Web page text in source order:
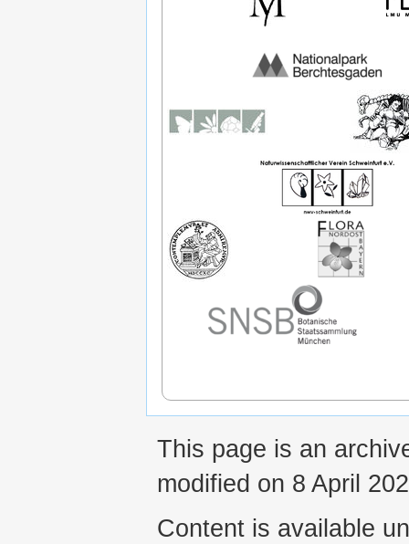
This page is an
modified on 8 April
Content is available